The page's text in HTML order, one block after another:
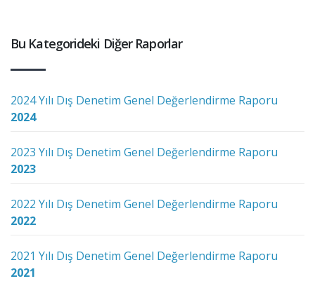
Bu Kategorideki Diğer Raporlar
2024 Yılı Dış Denetim Genel Değerlendirme Raporu
2024
2023 Yılı Dış Denetim Genel Değerlendirme Raporu
2023
2022 Yılı Dış Denetim Genel Değerlendirme Raporu
2022
2021 Yılı Dış Denetim Genel Değerlendirme Raporu
2021